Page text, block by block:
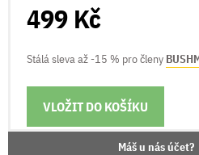
499 Kč
Stálá sleva až -15 % pro členy
VLOŽIT DO KOŠÍKU
MOŽNOSTI DORUČENÍ
Máš u nás účet?